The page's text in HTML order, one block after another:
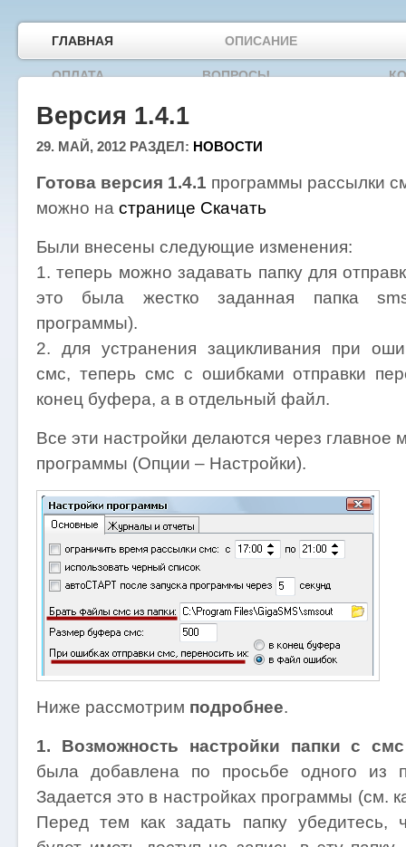
ГЛАВНАЯ ОПИСАНИЕ
ОПЛАТА ВОПРОСЫ
Версия 1.4.1
29. МАЙ, 2012 РАЗДЕЛ: НОВОСТИ
Готова версия 1.4.1 программы рассылки
можно на странице Скачать
Были внесены следующие изменения:
1. теперь можно задавать папку для
это была жестко заданная папка
программы).
2. для устранения зацикливания при
смс, теперь смс с ошибками отправки
конец буфера, а в отдельный файл.
Все эти настройки делаются через главное
программы (Опции – Настройки).
Ниже рассмотрим подробнее.
1. Возможность настройки папки с
была добавлена по просьбе одного из
Задается это в настройках программы (см.
Перед тем как задать папку убедитесь,